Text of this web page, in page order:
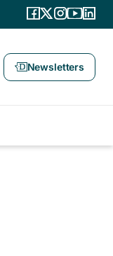
Newsletters